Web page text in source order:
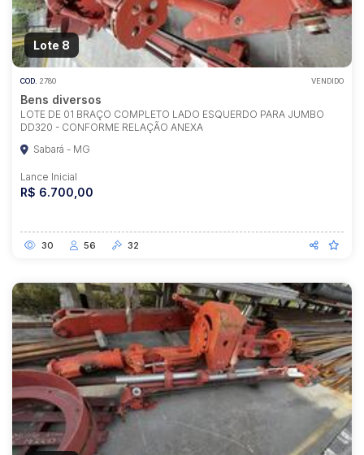
Lote 8
COD. 2780 VENDIDO
Bens diversos
LOTE DE 01 BRAÇO COMPLETO LADO ESQUERDO PARA JUMBO
DD320 - CONFORME RELAÇÃO ANEXA
Sabará - MG
Lance Inicial
R$ 6.700,00
30 56 32